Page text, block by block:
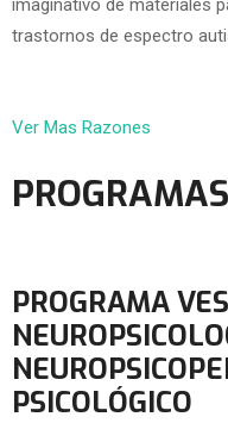
imaginativo de materiales
trastornos de espectro
Ver Mas Razones
PROGRAMAS
PROGRAMA
PSICOLÓGICO